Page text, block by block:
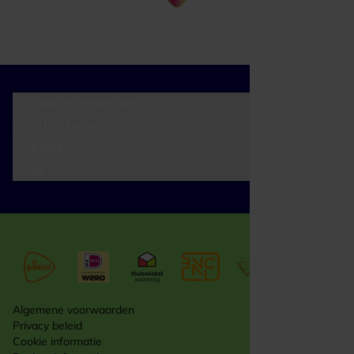
Algemene voorwaarden
Privacy beleid
Cookie informatie